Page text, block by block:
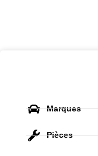
Marques
Pièces